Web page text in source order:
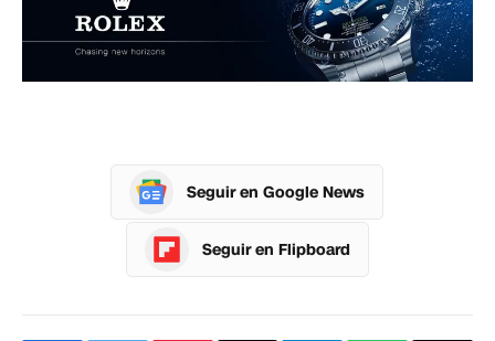
Seguir en Google News
Seguir en Flipboard